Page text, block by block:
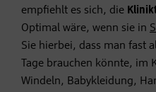
empfiehlt es sich, die
Optimal wäre, wenn sie in
Sie hierbei, dass man fast
Tage brauchen könnte, im
Windeln, Babykleidung,